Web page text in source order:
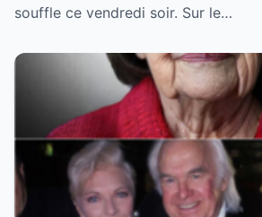
souffle ce vendredi soir. Sur le…